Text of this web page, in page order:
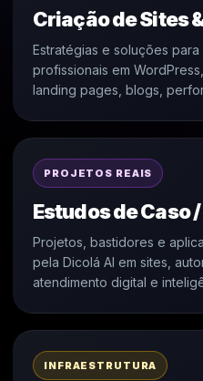
Criação de Sites
Estratégias e soluções
profissionais em
landing pages, blogs,
PROJETOS REAIS
Estudos de Caso
Projetos, bastidores e
pela Dicolá AI em sites,
atendimento digital e
INFRAESTRUTURA